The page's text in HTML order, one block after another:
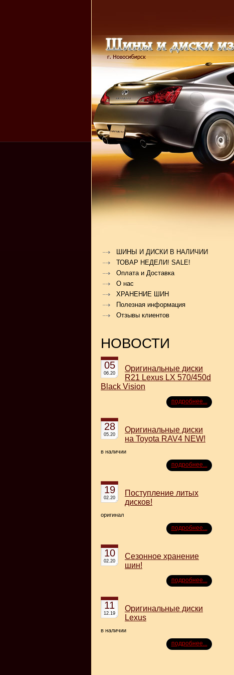
ШИНЫ И ДИСКИ В НАЛИЧИИ
ТОВАР НЕДЕЛИ! SALE!
Оплата и Доставка
О нас
ХРАНЕНИЕ ШИН
Полезная информация
Отзывы клиентов
НОВОСТИ
05
06.20
Оригинальные диски
R21 Lexus LX 570/450d
Black Vision
подробнее...
28
05.20
Оригинальные диски
на Toyota RAV4 NEW!
в наличии
подробнее...
19
02.20
Поступление литых
дисков!
оригинал
подробнее...
10
02.20
Сезонное хранение
шин!
подробнее...
11
12.19
Оригинальные диски
Lexus
в наличии
подробнее...